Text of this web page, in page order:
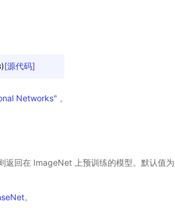
)[源代码]
Networks" 。
返回在 ImageNet 上预训练的模型。默认值为
。